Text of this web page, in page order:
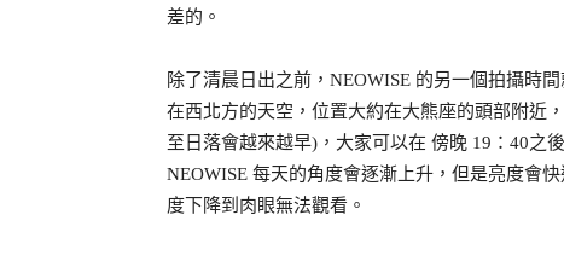
差的。
除了清晨日出之前，NEOWISE 的另一個拍攝時
在西北方的天空，位置大約在大熊座的頭部附近
至日落會越來越早)，大家可以在 傍晚 19：40之
NEOWISE 每天的角度會逐漸上升，但是亮度會
度下降到肉眼無法觀看。